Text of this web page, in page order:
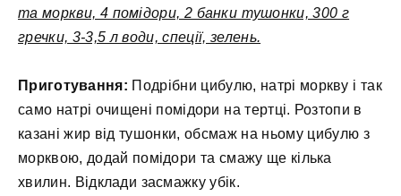
та моркви, 4 помідори, 2 банки тушонки, 300 г
гречки, 3-3,5 л води, спеції, зелень.
Приготування: Подрібни цибулю, натрі моркву і так
само натрі очищені помідори на тертці. Розтопи в
казані жир від тушонки, обсмаж на ньому цибулю з
морквою, додай помідори та смажу ще кілька
хвилин. Відклади засмажку убік.